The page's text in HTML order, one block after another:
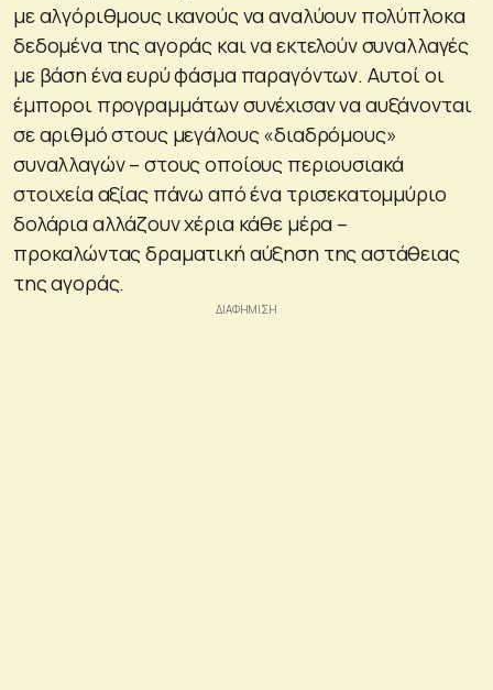
με αλγόριθμους ικανούς να αναλύουν πολύπλοκα
δεδομένα της αγοράς και να εκτελούν συναλλαγές
με βάση ένα ευρύ φάσμα παραγόντων. Αυτοί οι
έμποροι προγραμμάτων συνέχισαν να αυξάνονται
σε αριθμό στους μεγάλους «διαδρόμους»
συναλλαγών – στους οποίους περιουσιακά
στοιχεία αξίας πάνω από ένα τρισεκατομμύριο
δολάρια αλλάζουν χέρια κάθε μέρα –
προκαλώντας δραματική αύξηση της αστάθειας
της αγοράς.